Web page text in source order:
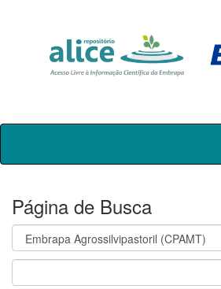
Skip
Página de Busca